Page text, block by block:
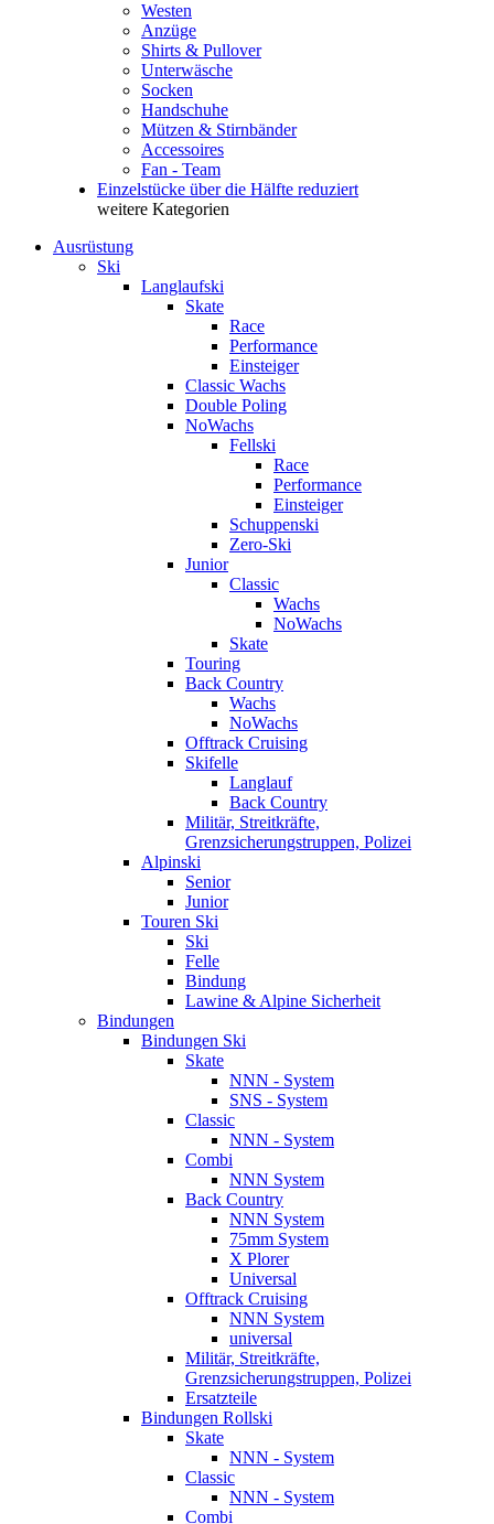
Westen
Anzüge
Shirts & Pullover
Unterwäsche
Socken
Handschuhe
Mützen & Stirnbänder
Accessoires
Fan - Team
Einzelstücke über die Hälfte reduziert
weitere Kategorien
Ausrüstung
Ski
Langlaufski
Skate
Race
Performance
Einsteiger
Classic Wachs
Double Poling
NoWachs
Fellski
Race
Performance
Einsteiger
Schuppenski
Zero-Ski
Junior
Classic
Wachs
NoWachs
Skate
Touring
Back Country
Wachs
NoWachs
Offtrack Cruising
Skifelle
Langlauf
Back Country
Militär, Streitkräfte,
Grenzsicherungstruppen, Polizei
Alpinski
Senior
Junior
Touren Ski
Ski
Felle
Bindung
Lawine & Alpine Sicherheit
Bindungen
Bindungen Ski
Skate
NNN - System
SNS - System
Classic
NNN - System
Combi
NNN System
Back Country
NNN System
75mm System
X Plorer
Universal
Offtrack Cruising
NNN System
universal
Militär, Streitkräfte,
Grenzsicherungstruppen, Polizei
Ersatzteile
Bindungen Rollski
Skate
NNN - System
Classic
NNN - System
Combi